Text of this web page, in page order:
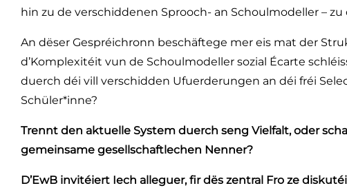
hin zu de verschiddenen Sprooch- an Schoulmodeller –
An dëser Gespréichronn beschäftege mer eis mat der
d’Komplexitéit vun de Schoulmodeller sozial Écarte
duerch déi vill verschidden Ufuerderungen an déi fréi
Schüler*inne?
Trennt den aktuelle System duerch seng Vielfalt, oder
gemeinsame gesellschaftlechen Nenner?
D’EwB invitéiert Iech alleguer, fir dës zentral Fro ze